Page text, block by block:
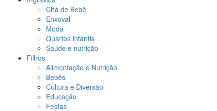
Chá de Bebê
Enxoval
Moda
Quartos infantis
Saúde e nutrição
Filhos
Alimentação e Nutrição
Bebês
Cultura e Diversão
Educação
Festas